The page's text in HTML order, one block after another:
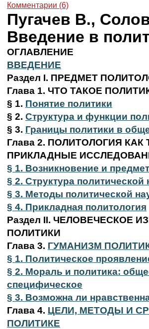
Комментарии (6)
Пугачев В.,
Введение в
ОГЛАВЛЕНИЕ
ВВЕДЕНИЕ
Раздел I. ПРЕДМЕТ
Глава 1. ЧТО ТАКОЕ
§ 1. Понятие политики
§ 2. Структура и функции
§ 3. Границы политики в
Глава 2. ПОЛИТОЛОГИЯ КАК
ПРИКЛАДНЫЕ
§ 1. Возникновение и
§ 2. Структура политической
§ 3. Методы политической
§ 4. Прикладная политология
Раздел II. ЧЕЛОВЕЧЕСКОЕ
ПОЛИТИКИ
Глава 3. ГУМАНИЗМ
§ 1. Политическое
§ 2. Мораль и политика:
специфическое
§ 3. Возможна ли
Глава 4. ЦЕЛИ, МЕТОДЫ И
ПОЛИТИКЕ